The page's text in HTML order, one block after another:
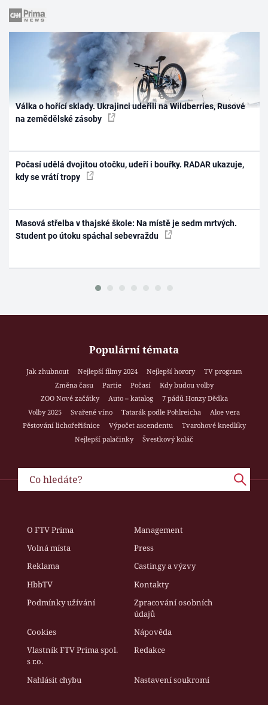
Válka o hořící sklady. Ukrajinci udeřili na Wildberries, Rusové
na zemědělské zásoby
Počasí udělá dvojitou otočku, udeří i bouřky. RADAR ukazuje,
kdy se vrátí tropy
Masová střelba v thajské škole: Na místě je sedm mrtvých.
Student po útoku spáchal sebevraždu
Populární témata
Jak zhubnout Nejlepší filmy 2024 Nejlepší horory
TV program
Změna času
Partie Počasí
Kdy budou volby
ZOO Nové začátky
Auto – katalog
7 pádů Honzy Dědka
Volby 2025
Svařené víno Tatarák podle Pohlreicha
Aloe vera
Pěstování lichořeřišnice
Výpočet ascendentu
Tvarohové knedlíky
Nejlepší palačinky
Švestkový koláč
O FTV Prima
Management
Volná místa
Press
Reklama
Castingy a výzvy
HbbTV
Kontakty
Podmínky užívání
Zpracování osobních
údajů
Cookies
Nápověda
Vlastník FTV Prima spol.
s r.o.
Redakce
Nahlásit chybu Nastavení soukromí